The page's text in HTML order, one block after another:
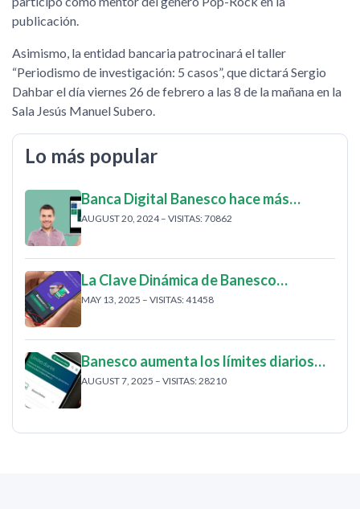
publicación.
Asimismo, la entidad bancaria patrocinará el taller
Periodismo de investigación: 5 casos , que dictará Sergio
Dahbar el día viernes 26 de febrero a las 8 de la mañana en la
Sala Jesús Manuel Subero.
Lo más popular
Banca Digital Banesco hace más…
AUGUST 20, 2024 – VISITAS: 70862
La Clave Dinámica de Banesco…
MAY 13, 2025 – VISITAS: 41458
Banesco aumenta los límites diarios…
AUGUST 7, 2025 – VISITAS: 28210